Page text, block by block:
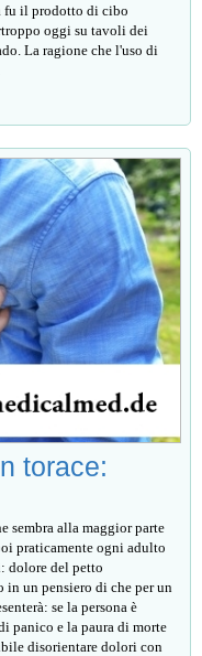
fu il prodotto di cibo
oggi su tavoli dei
La ragione che l'uso di
torace:
sembra alla maggior parte
praticamente ogni adulto
dolore del petto
in un pensiero di che per un
se la persona è
panico e la paura di morte
disorientare dolori con